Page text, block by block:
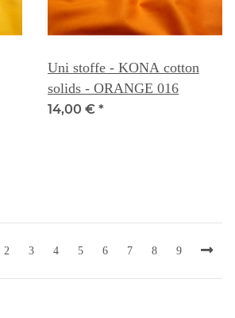
Uni stoffe - KONA cotton
solids - ORANGE 016
14,00 € *
2 3 4 5 6 7 8 9